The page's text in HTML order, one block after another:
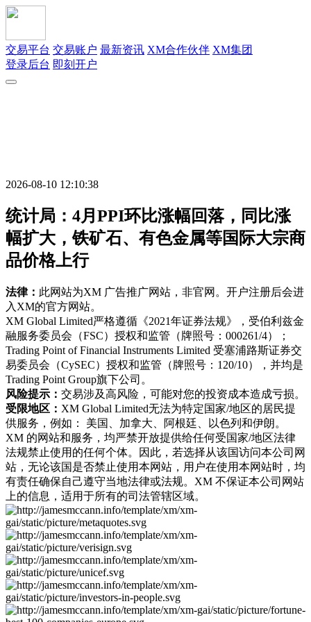
交易平台 交易账户 最新资讯 XM合作伙伴 XM集团
登录后台 即刻开户
2026-08-10 12:10:38
统计局：4月PPI环比涨幅回落，同比涨
幅扩大，铁矿石、有色金属等国际大宗商
品价格上行
法律： 此网站为XM 广告推广网站，非官网。开户注册后会进
入XM的官方网站。
XM Global Limited严格遵循《2021年证券法规》，受伯利兹金
融服务委员会（FSC）授权和监管（牌照号：000261/4）；
Trading Point of Financial Instruments Limited 受塞浦路斯证券交
易委员会（CySEC）授权和监管（牌照号：120/10），并均是
Trading Point Group旗下公司。
风险提示： 交易涉及高风险，可能对您的投资成本造成亏损。
受限地区： XM Global Limited无法为特定国家/地区的居民提
供服务，例如： 美国、加拿大、阿根廷、以色列和伊朗。
XM 的网站和服务，均严禁开放提供给任何受国家/地区法律
法规禁止使用的任何个体。因此，若选择从该国访问本公司网
站，无论该国是否禁止使用本网站，用户在使用本网站时，均
有责任确保自己遵守当地法律或法规。XM 不保证本公司网站
上的信息，适用于所有的司法管辖区域。